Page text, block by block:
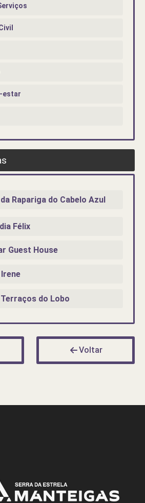
estar
Rapariga do Cabelo Azul
Félix
Guest House
Irene
do Lobo
Voltar